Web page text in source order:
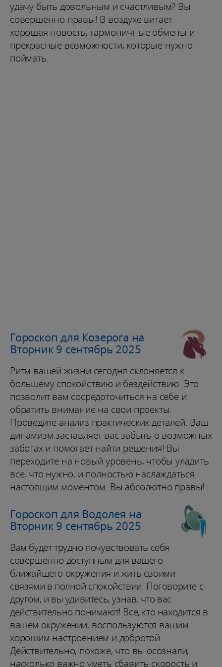
удачу быть довольным и счастливым? Вы
совершенно правы! В воздухе витает
хорошая новость, гармоничные обмены и
прекрасные возможности, которые нужно
поймать.
Гороскоп для Козерога на
Вторник 9 сентябрь 2025
Ритм вашей жизни сегодня склоняется к
большему спокойствию и бездействию. Это
позволит вам сосредоточиться на себе и
обратить внимание на свои проекты.
Проведите анализ практических деталей. Ваш
динамизм заставляет вас забыть о возможных
заботах и помогает найти решения! Вы
переходите на новый уровень, чтобы уладить
все, что нужно, и полностью наслаждаться
настоящим моментом. Вы абсолютно правы!
Гороскоп для Водолея на
Вторник 9 сентябрь 2025
Вам будет трудно почувствовать себя
совершенно доступным для вашего
ближайшего окружения и жить своими
связями в полной спокойствии. Поговорите с
другом, и вы удивитесь, узнав, что вас
действительно понимают! Все, кто находится в
вашем окружении, воспользуются вашим
хорошим настроением и добротой.
Действительно, похоже, что вы осознали,
насколько важно уметь сбавить скорость и